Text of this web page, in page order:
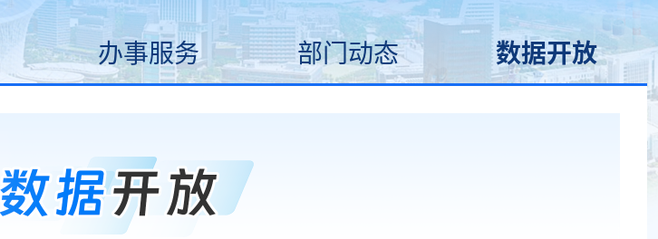
办事服务 部门动态 数据开放